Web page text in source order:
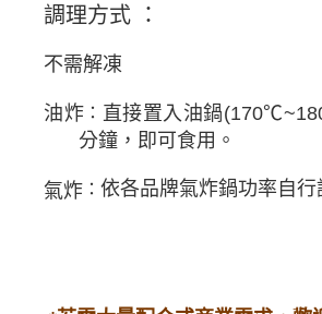
調理方式 ：
不需解凍
油炸 ： 直接置入油鍋(170℃
分鐘，即可食用。
氣炸 ： 依各品牌氣炸鍋功率自行